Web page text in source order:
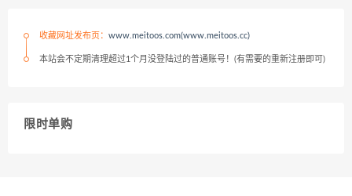
收藏网址发布页： www.meitoos.com(www.meitoos.cc)
本站会不定期清理超过1个月没登陆过的普通账号！(有需要的重新注册即可)
限时单购